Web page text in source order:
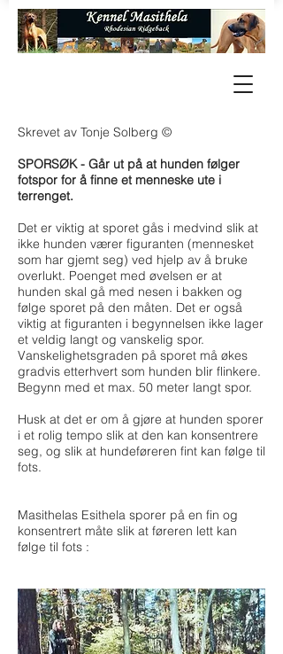
Skrevet av Tonje Solberg ©
SPORSØK - Går ut på at hunden følger
fotspor for å finne et menneske ute i
terrenget.
Det er viktig at sporet gås i medvind slik at
ikke hunden værer figuranten (mennesket
som har gjemt seg) ved hjelp av å bruke
overlukt. Poenget med øvelsen er at
hunden skal gå med nesen i bakken og
følge sporet på den måten. Det er også
viktig at figuranten i begynnelsen ikke lager
et veldig langt og vanskelig spor.
Vanskelighetsgraden på sporet må økes
gradvis etterhvert som hunden blir flinkere.
Begynn med et max. 50 meter langt spor.
Husk at det er om å gjøre at hunden sporer
i et rolig tempo slik at den kan konsentrere
seg, og slik at hundeføreren fint kan følge til
fots.
Masithelas Esithela sporer på en fin og
konsentrert måte slik at føreren lett kan
følge til fots :